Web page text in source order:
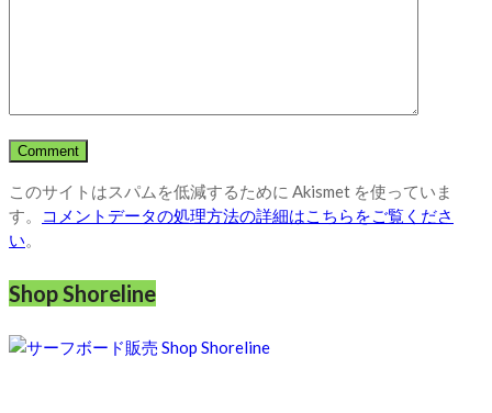
このサイトはスパムを低減するために Akismet を使っていま
す。
コメントデータの処理方法の詳細はこちらをご覧くださ
い。
Shop Shoreline